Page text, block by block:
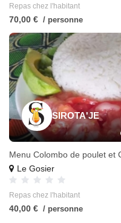
Repas chez l'habitant
70,00 € / personne
SIROTA'JE
Menu Colombo de poulet et
Le Gosier
Repas chez l'habitant
40,00 € / personne